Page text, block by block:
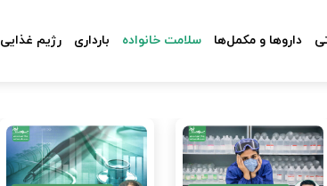
داروها و مکمل‌ها سلامت خانواده بارداری رژیم غذایی